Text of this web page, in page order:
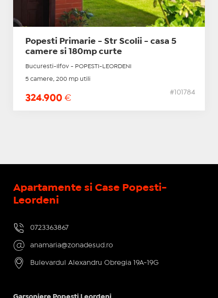
Popesti Primarie - Str Scolii - casa 5
camere si 180mp curte
Bucuresti-Ilfov - POPESTI-LEORDENI
5 camere, 200 mp utili
324.900 €
#101784
Apartamente si Case Popesti-
Leordeni
0723363867
anamaria@zonadesud.ro
Bulevardul Alexandru Obregia 19A-19G